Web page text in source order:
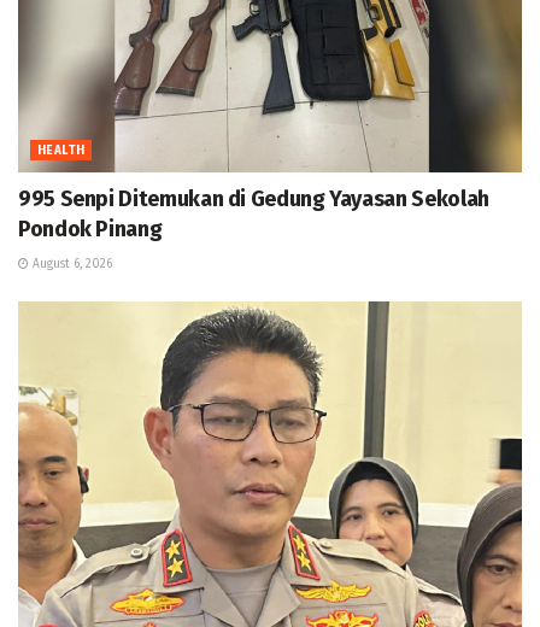
HEALTH
995 Senpi Ditemukan di Gedung Yayasan Sekolah
Pondok Pinang
August 6, 2026